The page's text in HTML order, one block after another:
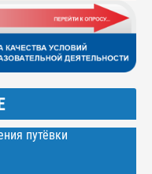
путёвки